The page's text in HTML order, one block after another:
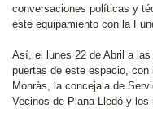
conversaciones políticas y
este equipamiento con la
Así, el lunes 22 de Abril a
puertas de este espacio,
Monràs, la concejala de
Vecinos de Plana Lledó y los